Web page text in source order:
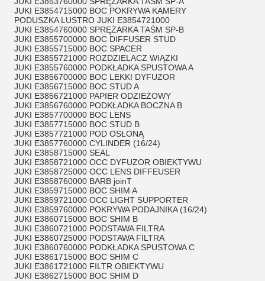
JUKI E3854715000 BOC POKRYWA KAMERY
PODUSZKA LUSTRO JUKI E3854721000
JUKI E3854760000 SPRĘŻARKA TAŚM SP-B
JUKI E3855700000 BOC DIFFUSER STUD
JUKI E3855715000 BOC SPACER
JUKI E3855721000 ROZDZIELACZ WIĄZKI
JUKI E3855760000 PODKŁADKA SPUSTOWA A
JUKI E3856700000 BOC LEKKI DYFUZOR
JUKI E3856715000 BOC STUD A
JUKI E3856721000 PAPIER ODZIEŻOWY
JUKI E3856760000 PODKŁADKA BOCZNA B
JUKI E3857700000 BOC LENS
JUKI E3857715000 BOC STUD B
JUKI E3857721000 POD OSŁONĄ
JUKI E3857760000 CYLINDER (16/24)
JUKI E3858715000 SEAL
JUKI E3858721000 OCC DYFUZOR OBIEKTYWU
JUKI E3858725000 OCC LENS DIFFEUSER
JUKI E3858760000 BARB joinT
JUKI E3859715000 BOC SHIM A
JUKI E3859721000 OCC LIGHT SUPPORTER
JUKI E3859760000 POKRYWA PODAJNIKA (16/24)
JUKI E3860715000 BOC SHIM B
JUKI E3860721000 PODSTAWA FILTRA
JUKI E3860725000 PODSTAWA FILTRA
JUKI E3860760000 PODKŁADKA SPUSTOWA C
JUKI E3861715000 BOC SHIM C
JUKI E3861721000 FILTR OBIEKTYWU
JUKI E3862715000 BOC SHIM D